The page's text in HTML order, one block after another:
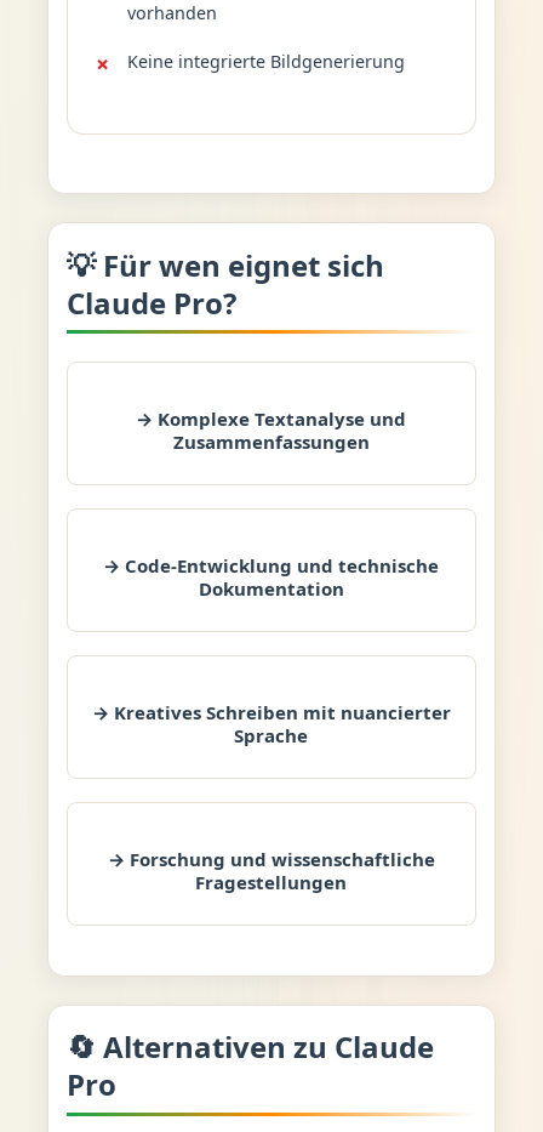
vorhanden
Keine integrierte Bildgenerierung
💡 Für wen eignet sich
Claude Pro?
→ Komplexe Textanalyse und
Zusammenfassungen
→ Code-Entwicklung und technische
Dokumentation
→ Kreatives Schreiben mit nuancierter
Sprache
→ Forschung und wissenschaftliche
Fragestellungen
🔄 Alternativen zu Claude
Pro